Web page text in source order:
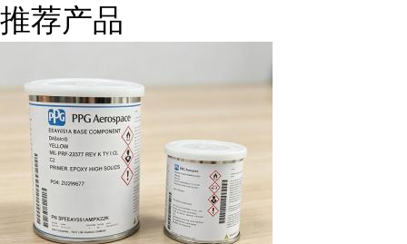
推荐产品